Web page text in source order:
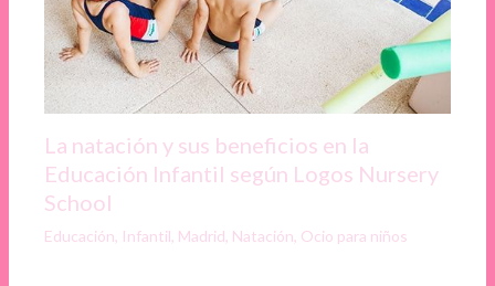
La natación y sus beneficios en la
Educación Infantil según Logos Nursery
School
Educación, Infantil, Madrid, Natación, Ocio para niños